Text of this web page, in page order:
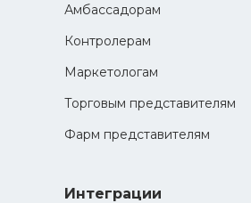
Амбассадорам
Контролерам
Маркетологам
Торговым представителям
Фарм представителям
Интеграции